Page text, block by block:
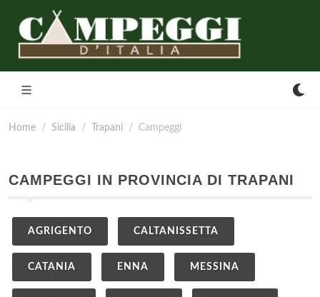
Home Sicilia Trapani Campeggi
CAMPEGGI IN PROVINCIA DI TRAPANI
AGRIGENTO CALTANISSETTA
CATANIA ENNA MESSINA